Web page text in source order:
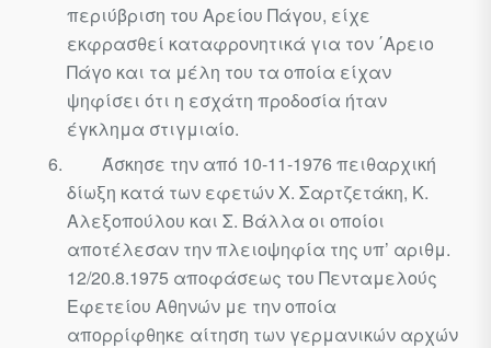
περιύβριση του Αρείου Πάγου, είχε
εκφρασθεί καταφρονητικά για τον ΄Αρειο
Πάγο και τα μέλη του τα οποία είχαν
ψηφίσει ότι η εσχάτη προδοσία ήταν
έγκλημα στιγμιαίο.
Άσκησε την από 10-11-1976 πειθαρχική
δίωξη κατά των εφετών X. Σαρτζετάκη, Κ.
Αλεξοπούλου και Σ. Βάλλα οι οποίοι
αποτέλεσαν την πλειοψηφία της υπ’ αριθμ.
12/20.8.1975 αποφάσεως του Πενταμε­λούς
Εφετείου Αθηνών με την οποία
απορρίφθηκε αίτηση των γερμα­νικών αρχών